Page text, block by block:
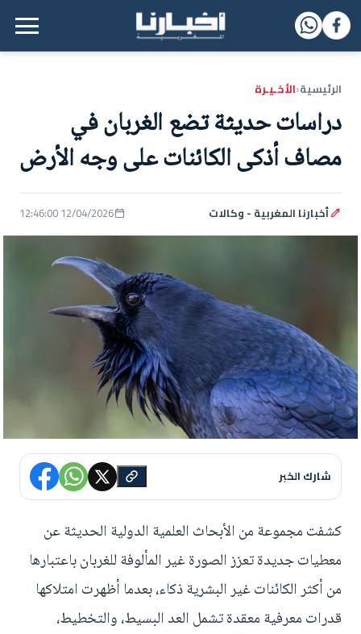
القائمة الرئيسية
الرئيسية‹الأخـيـرة
دراسات حديثة تضع الغربان في
مصاف أذكى الكائنات على وجه الأرض
أخبارنا المغربية - وكالات 12/04/2026 12:46:00
شارك الخبر
كشفت مجموعة من الأبحاث العلمية الدولية الحديثة عن
معطيات جديدة تعزز الصورة غير المألوفة للغربان باعتبارها
من أكثر الكائنات غير البشرية ذكاء، بعدما أظهرت امتلاكها
قدرات معرفية معقدة تشمل العد البسيط، والتخطيط،